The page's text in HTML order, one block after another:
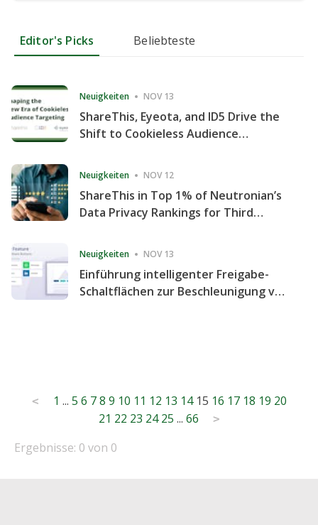
Editor's Picks Beliebteste
Neuigkeiten NOV 13
ShareThis, Eyeota, and ID5 Drive the
Shift to Cookieless Audience
Neuigkeiten NOV 12
ShareThis in Top 1% of Neutronian’s
Data Privacy Rankings for Third
Neuigkeiten NOV 13
Einführung intelligenter Freigabe-
Schaltflächen zur Beschleunigung von
Posts
pagination
< 1 ... 5 6 7 8 9 10 11 12 13 14 15 16 17 18 19 20
21 22 23 24 25 ... 66 >
Ergebnisse: 0 von 0